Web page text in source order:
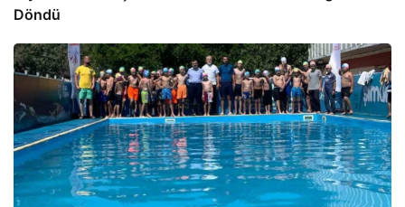
Döndü